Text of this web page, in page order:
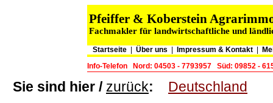
Pfeiffer & Koberstein
Fachmakler für landwirtschaftliche und
Startseite Über uns Impressum & Kontakt
Info-Telefon
Nord: 04503 - 7793957 Süd: 09852 -
Sie sind hier / zurück: Deutschland